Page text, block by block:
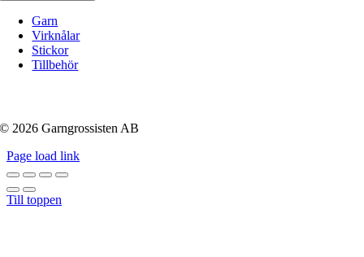
Garn
Virknålar
Stickor
Tillbehör
© 2026 Garngrossisten AB
Page load link
Till toppen